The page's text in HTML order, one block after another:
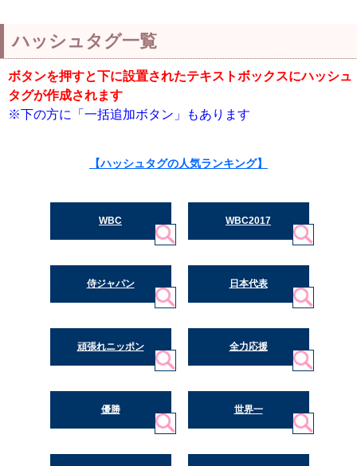
ハッシュタグ一覧
ボタンを押すと下に設置されたテキストボックスにハッシュ
タグが作成されます
※下の方に「一括追加ボタン」もあります
【ハッシュタグの人気ランキング】
WBC WBC2017
侍ジャパン 日本代表
頑張れニッポン 全力応援
優勝 世界一